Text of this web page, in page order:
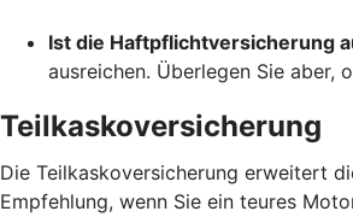
Ist die Haftpflichtversicherung
ausreichen. Überlegen Sie aber,
Teilkaskoversicherung
Die Teilkaskoversicherung erweitert
Empfehlung, wenn Sie ein teures